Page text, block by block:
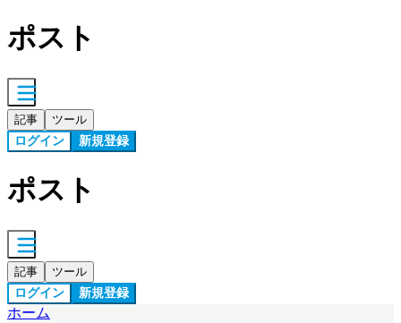
ポスト
記事 ツール
ログイン 新規登録
ポスト
記事 ツール
ログイン 新規登録
ホーム